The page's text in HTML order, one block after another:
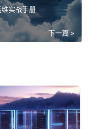
实战手册
下一篇 »